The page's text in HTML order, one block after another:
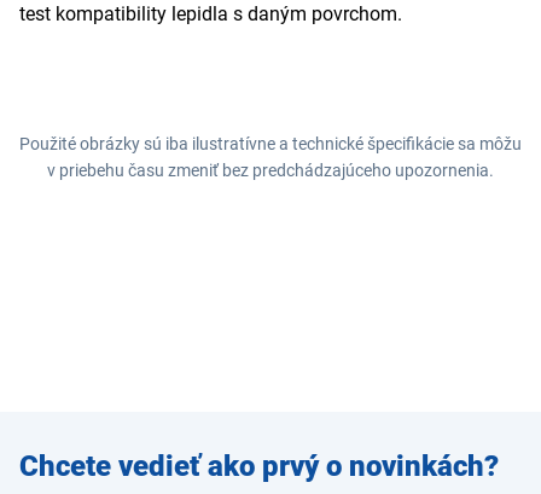
test kompatibility lepidla s daným povrchom.
Použité obrázky sú iba ilustratívne a technické špecifikácie sa môžu
v priebehu času zmeniť bez predchádzajúceho upozornenia.
Zadajte
e-mail
Chcete vedieť ako prvý o novinkách?